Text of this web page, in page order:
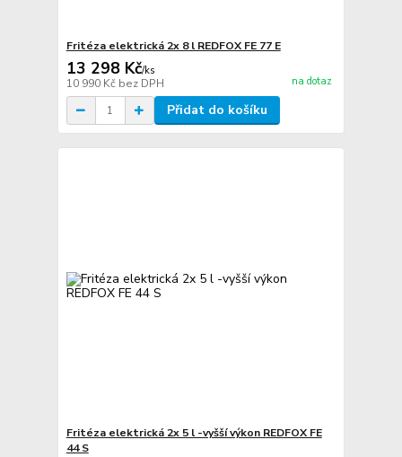
Fritéza elektrická 2x 8 l REDFOX FE 77 E
13 298 Kč/ks
10 990 Kč bez DPH na dotaz
Přidat do košíku
Fritéza elektrická 2x 5 l -vyšší výkon REDFOX FE
44 S